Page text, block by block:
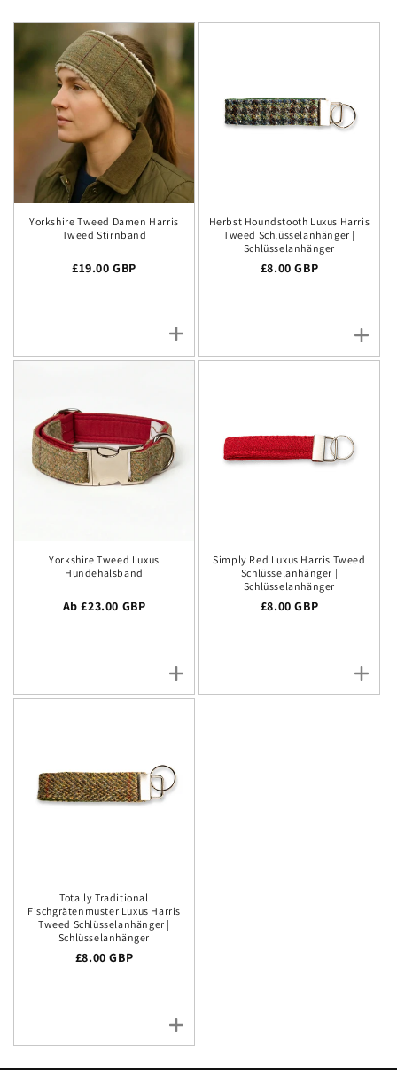
Yorkshire Tweed Damen Harris
Tweed Stirnband
Regulärer Preis
£19.00 GBP
Herbst Houndstooth Luxus Harris
Tweed Schlüsselanhänger |
Schlüsselanhänger
Regulärer Preis
£8.00 GBP
Yorkshire Tweed Luxus
Hundehalsband
Regulärer Preis
Ab £23.00 GBP
Simply Red Luxus Harris Tweed
Schlüsselanhänger |
Schlüsselanhänger
Regulärer Preis
£8.00 GBP
Totally Traditional
Fischgrätenmuster Luxus Harris
Tweed Schlüsselanhänger |
Schlüsselanhänger
Regulärer Preis
£8.00 GBP